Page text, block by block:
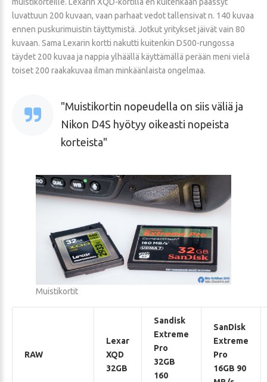
luvattuun 200 kuvaan, vaan parhaat vedot tallensivat n. 140 kuvaa
ennen puskurimuistin täyttymistä. Jotkut yritykset jäivät vain 80
kuvaan. Sama Lexarin kortti nakutti kuitenkin D500-rungossa
täydet 200 kuvaa ja nappia ylhäällä käyttämällä perään meni vielä
toiset 200 raakakuvaa ilman minkäänlaista ongelmaa.
Muistikortin nopeudella on siis väliä ja
Nikon D4S hyötyy oikeasti nopeista
korteista
Muistikortit
RAW
Lexar
XQD
32GB
Sandisk
Extreme
Pro
32GB
160
SanDisk
Extreme
Pro
16GB 90